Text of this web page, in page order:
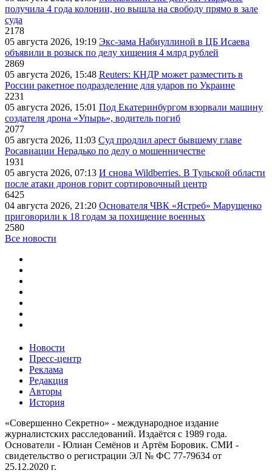
получила 4 года колонии, но вышла на свободу прямо в зале
суда
2178
05 августа 2026, 19:19 Экс-зама Набиуллиной в ЦБ Исаева
объявили в розыск по делу хищения 4 млрд рублей
2869
05 августа 2026, 15:48 Reuters: КНДР может разместить в
России ракетное подразделение для ударов по Украине
2231
05 августа 2026, 15:01 Под Екатеринбургом взорвали машину
создателя дрона «Упырь», водитель погиб
2077
05 августа 2026, 11:03 Суд продлил арест бывшему главе
Росавиации Нерадько по делу о мошенничестве
1931
05 августа 2026, 07:13 И снова Wildberries. В Тульской области
после атаки дронов горит сортировочный центр
6425
04 августа 2026, 21:20 Основателя ЧВК «Ястреб» Марущенко
приговорили к 18 годам за похищение военных
2580
Все новости
Новости
Пресс-центр
Реклама
Редакция
Авторы
История
«Совершенно Секретно» - международное издание
журналистских расследований. Издаётся с 1989 года.
Основатели - Юлиан Семёнов и Артём Боровик. CМИ -
свидетельство о регистрации ЭЛ № ФС 77-79634 от
25.12.2020 г.